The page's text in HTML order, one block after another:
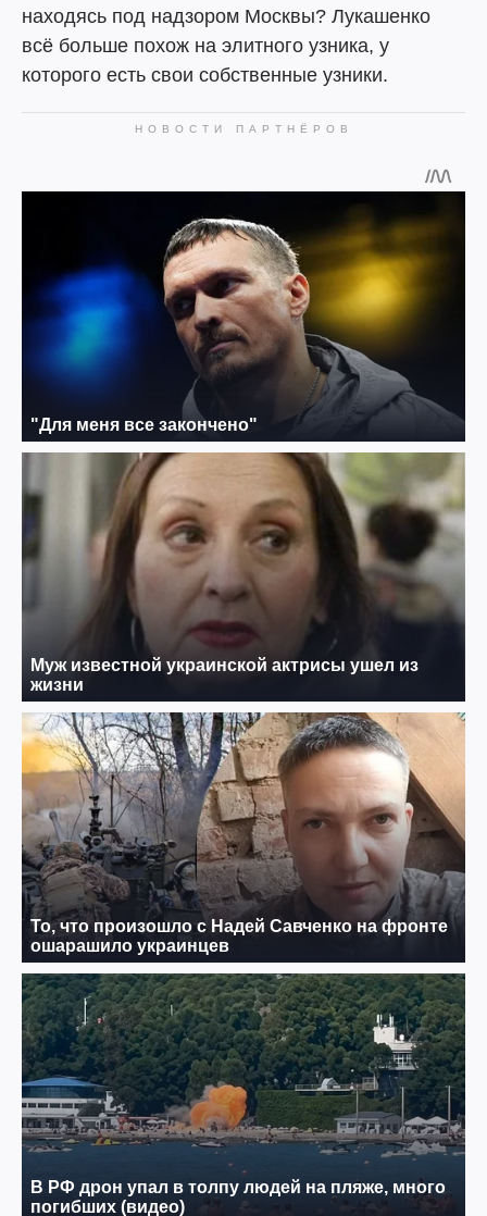
находясь под надзором Москвы? Лукашенко
всё больше похож на элитного узника, у
которого есть свои собственные узники.